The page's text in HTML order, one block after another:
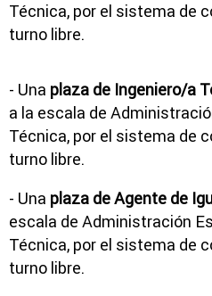
Técnica, por el sistema de
turno libre.
- Una plaza de Ingeniero/a
a la escala de
Técnica, por el sistema de
turno libre.
- Una plaza de Agente de
escala de Administración
Técnica, por el sistema de
turno libre.